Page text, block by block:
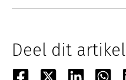
Deel dit artikel